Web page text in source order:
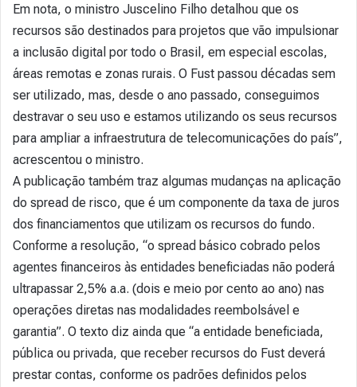
Em nota, o ministro Juscelino Filho detalhou que os
recursos são destinados para projetos que vão impulsionar
a inclusão digital por todo o Brasil, em especial escolas,
áreas remotas e zonas rurais. O Fust passou décadas sem
ser utilizado, mas, desde o ano passado, conseguimos
destravar o seu uso e estamos utilizando os seus recursos
para ampliar a infraestrutura de telecomunicações do país”,
acrescentou o ministro.
A publicação também traz algumas mudanças na aplicação
do spread de risco, que é um componente da taxa de juros
dos financiamentos que utilizam os recursos do fundo.
Conforme a resolução, “o spread básico cobrado pelos
agentes financeiros às entidades beneficiadas não poderá
ultrapassar 2,5% a.a. (dois e meio por cento ao ano) nas
operações diretas nas modalidades reembolsável e
garantia”. O texto diz ainda que “a entidade beneficiada,
pública ou privada, que receber recursos do Fust deverá
prestar contas, conforme os padrões definidos pelos